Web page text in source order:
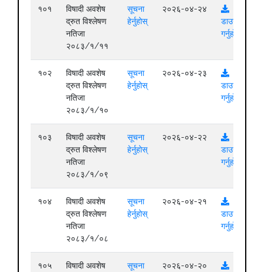
१०१
विषादी अवशेष
द्रुत विश्लेषण
नतिजा
२०८३/१/११
सूचना
हेर्नुहोस्
२०२६-०४-२४
डाउनलोड
गर्नुहोस्
१०२
विषादी अवशेष
द्रुत विश्लेषण
नतिजा
२०८३/१/१०
सूचना
हेर्नुहोस्
२०२६-०४-२३
डाउनलोड
गर्नुहोस्
१०३
विषादी अवशेष
द्रुत विश्लेषण
नतिजा
२०८३/१/०९
सूचना
हेर्नुहोस्
२०२६-०४-२२
डाउनलोड
गर्नुहोस्
१०४
विषादी अवशेष
द्रुत विश्लेषण
नतिजा
२०८३/१/०८
सूचना
हेर्नुहोस्
२०२६-०४-२१
डाउनलोड
गर्नुहोस्
१०५
विषादी अवशेष
सूचना
२०२६-०४-२०